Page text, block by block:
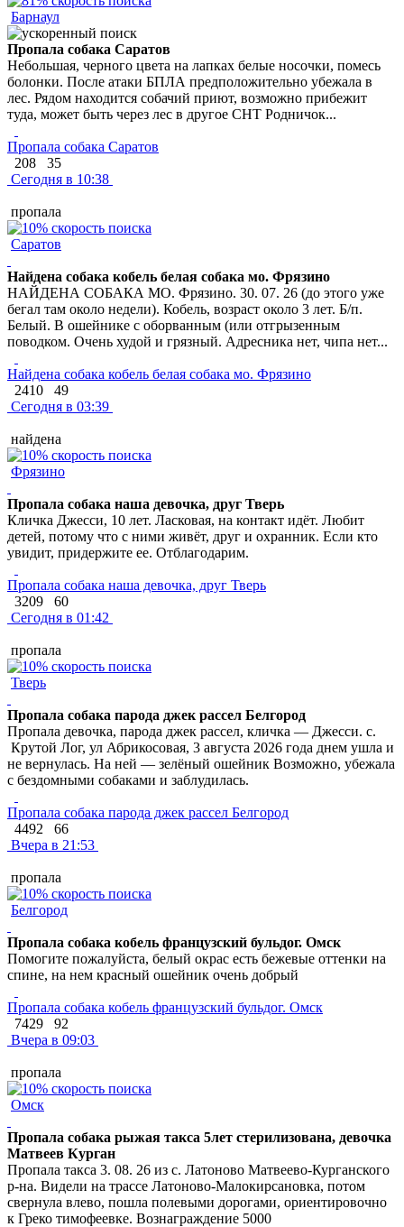
Барнаул
Пропала собака Саратов
Небольшая, черного цвета на лапках белые носочки, помесь
болонки. После атаки БПЛА предположительно убежала в
лес. Рядом находится собачий приют, возможно прибежит
туда, может быть через лес в другое СНТ Родничок...
Пропала собака Саратов
208
35
Сегодня в 10:38
пропала
Саратов
Найдена собака кобель белая собака мо. Фрязино
НАЙДЕНА СОБАКА МО. Фрязино. 30. 07. 26 (до этого уже
бегал там около недели). Кобель, возраст около 3 лет. Б/п.
Белый. В ошейнике с оборванным (или отгрызенным
поводком. Очень худой и грязный. Адресника нет, чипа нет...
Найдена собака кобель белая собака мо. Фрязино
2410
49
Сегодня в 03:39
найдена
Фрязино
Пропала собака наша девочка, друг Тверь
Кличка Джесси, 10 лет. Ласковая, на контакт идёт. Любит
детей, потому что с ними живёт, друг и охранник. Если кто
увидит, придержите ее. Отблагодарим.
Пропала собака наша девочка, друг Тверь
3209
60
Сегодня в 01:42
пропала
Тверь
Пропала собака парода джек рассел Белгород
Пропала девочка, парода джек рассел, кличка — Джесси. с.
Крутой Лог, ул Абрикосовая, 3 августа 2026 года днем ушла и
не вернулась. На ней — зелёный ошейник Возможно, убежала
с бездомными собаками и заблудилась.
Пропала собака парода джек рассел Белгород
4492
66
Вчера в 21:53
пропала
Белгород
Пропала собака кобель французский бульдог. Омск
Помогите пожалуйста, белый окрас есть бежевые оттенки на
спине, на нем красный ошейник очень добрый
Пропала собака кобель французский бульдог. Омск
7429
92
Вчера в 09:03
пропала
Омск
Пропала собака рыжая такса 5лет стерилизована, девочка
Матвеев Курган
Пропала такса 3. 08. 26 из с. Латоново Матвеево-Курганского
р-на. Видели на трассе Латоново-Малокирсановка, потом
свернула влево, пошла полевыми дорогами, ориентировочно
к Греко тимофеевке. Вознаграждение 5000